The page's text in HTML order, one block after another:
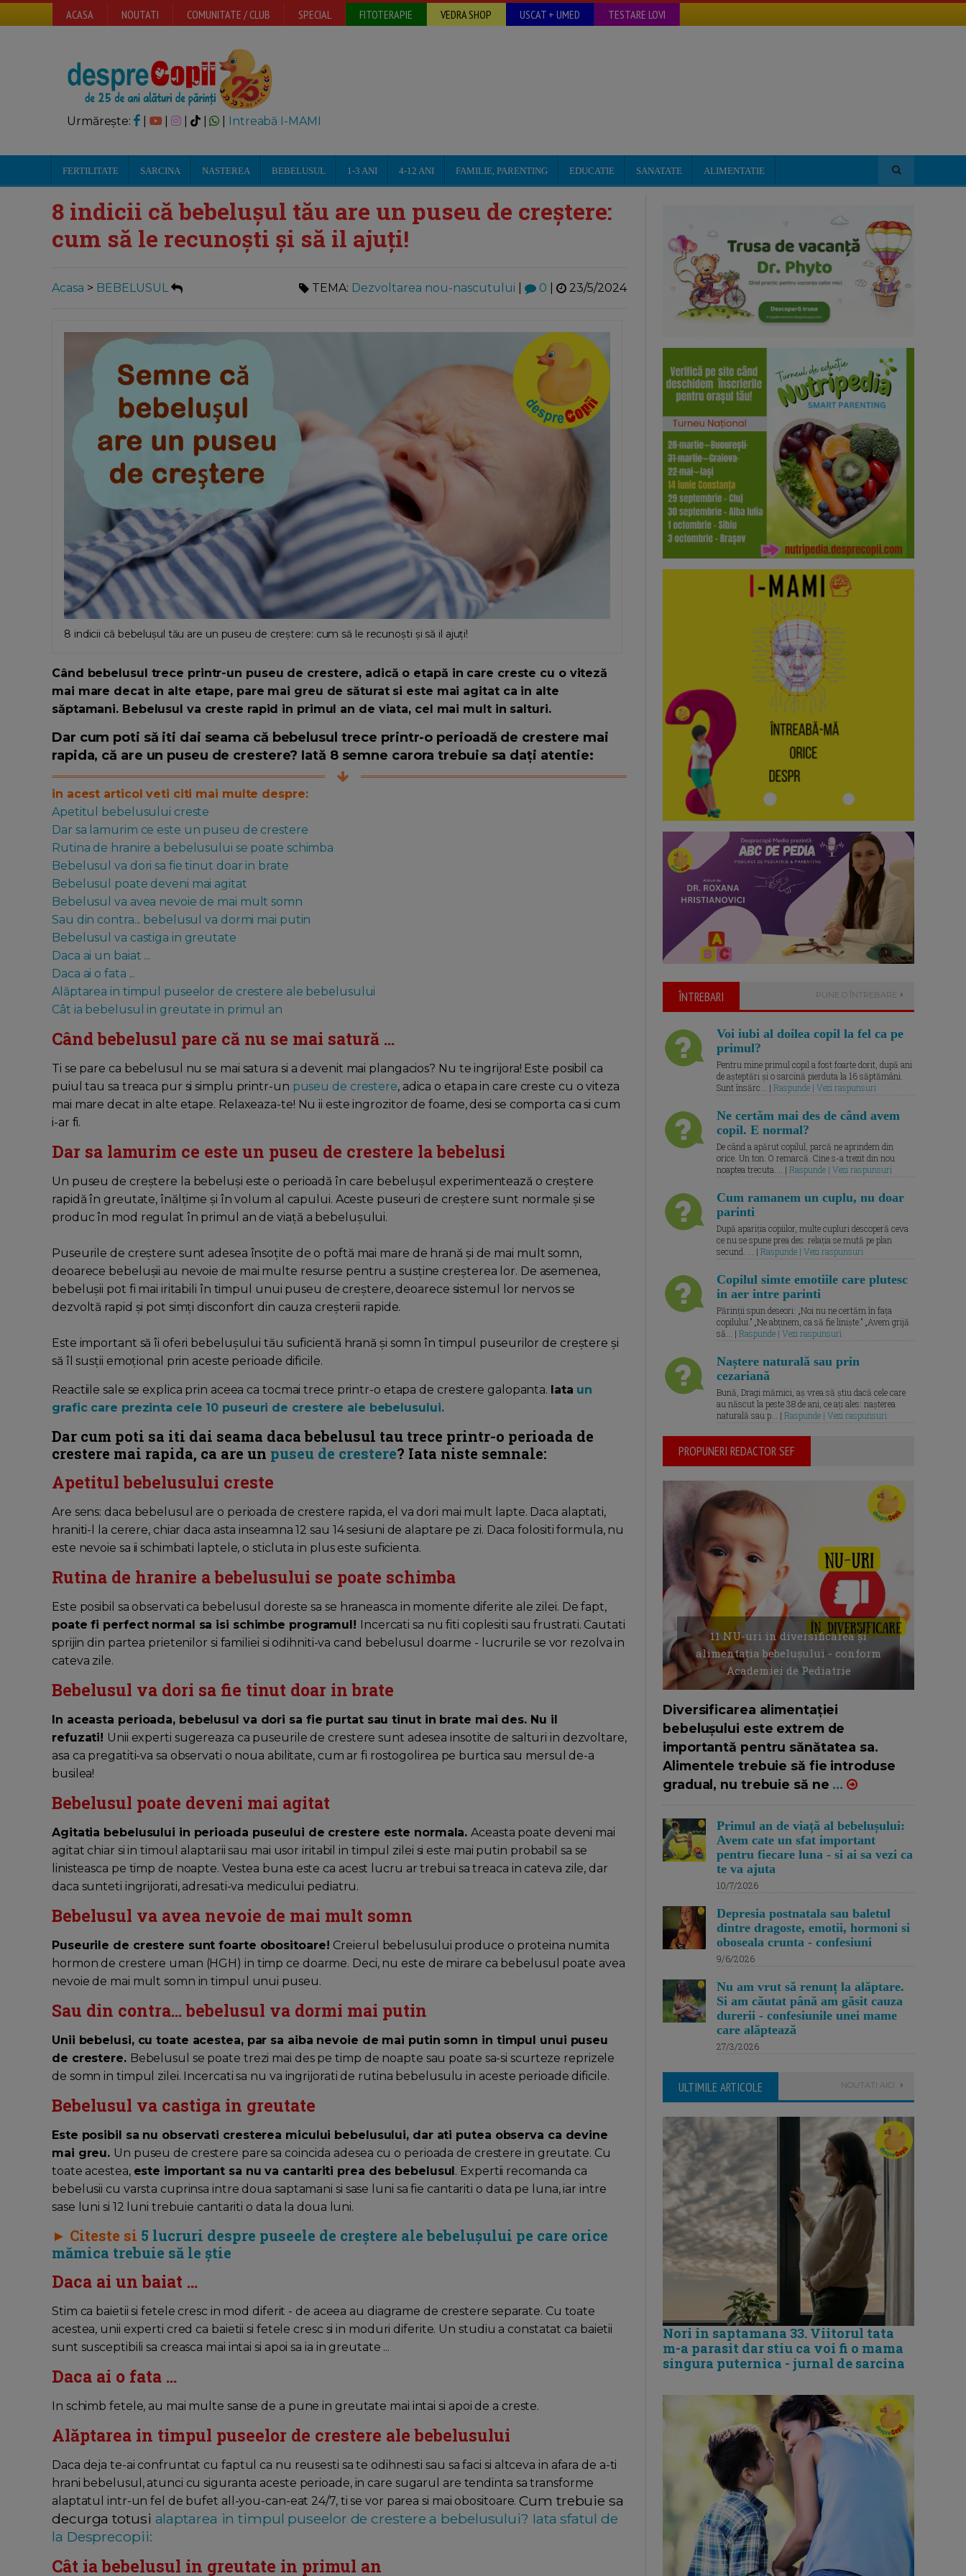
ACASA NOUTATI COMUNITATE / CLUB SPECIAL FITOTERAPIE VEDRA SHOP USCAT + UMED TESTARE LOVI
Urmărește: | | Intreabă I-MAMI
FERTILITATE SARCINA NASTEREA BEBELUSUL 1-3 ANI 4-12 ANI FAMILIE, PARENTING EDUCATIE SANATATE ALIMENTATIE
8 indicii că bebelușul tău are un puseu de creștere:
cum să le recunoști și să il ajuți!
Acasa > BEBELUSUL TEMA: Dezvoltarea nou-nascutului 0 23/5/2024
8 indicii că bebelușul tău are un puseu de creștere: cum să le recunoști și să il ajuți!
Când bebelusul trece printr-un puseu de crestere, adică o etapă in care creste cu o viteză
mai mare decat in alte etape, pare mai greu de săturat si este mai agitat ca in alte
săptamani. Bebelusul va creste rapid in primul an de viata, cel mai mult in salturi.
Dar cum poti să iti dai seama că bebelusul trece printr-o perioadă de crestere mai
rapida, că are un puseu de crestere? Iată 8 semne carora trebuie sa dați atentie:
in acest articol veti citi mai multe despre:
Apetitul bebelusului creste
Dar sa lamurim ce este un puseu de crestere
Rutina de hranire a bebelusului se poate schimba
Bebelusul va dori sa fie tinut doar in brate
Bebelusul poate deveni mai agitat
Bebelusul va avea nevoie de mai mult somn
Sau din contra... bebelusul va dormi mai putin
Bebelusul va castiga in greutate
Daca ai un baiat ...
Daca ai o fata ...
Alăptarea in timpul puseelor de crestere ale bebelusului
Cât ia bebelusul in greutate in primul an
Când bebelusul pare că nu se mai satură ...
Ti se pare ca bebelusul nu se mai satura si a devenit mai plangacios? Nu te ingrijora! Este posibil ca
puiul tau sa treaca pur si simplu printr-un puseu de crestere, adica o etapa in care creste cu o viteza
mai mare decat in alte etape. Relaxeaza-te! Nu ii este ingrozitor de foame, desi se comporta ca si cum
i-ar fi.
Dar sa lamurim ce este un puseu de crestere la bebelusi
Un puseu de creștere la bebeluși este o perioadă în care bebelușul experimentează o creștere
rapidă în greutate, înălțime și în volum al capului. Aceste puseuri de creștere sunt normale și se
produc în mod regulat în primul an de viață a bebelușului.
Puseurile de creștere sunt adesea însoțite de o poftă mai mare de hrană și de mai mult somn,
deoarece bebelușii au nevoie de mai multe resurse pentru a susține creșterea lor. De asemenea,
bebelușii pot fi mai iritabili în timpul unui puseu de creștere, deoarece sistemul lor nervos se
dezvoltă rapid și pot simți disconfort din cauza creșterii rapide.
Este important să îi oferi bebelușului tău suficientă hrană și somn în timpul puseurilor de creștere și
să îl susții emoțional prin aceste perioade dificile.
Reactiile sale se explica prin aceea ca tocmai trece printr-o etapa de crestere galopanta. Iata un
grafic care prezinta cele 10 puseuri de crestere ale bebelusului.
Dar cum poti sa iti dai seama daca bebelusul tau trece printr-o perioada de
crestere mai rapida, ca are un puseu de crestere? Iata niste semnale:
Apetitul bebelusului creste
Are sens: daca bebelusul are o perioada de crestere rapida, el va dori mai mult lapte. Daca alaptati,
hraniti-l la cerere, chiar daca asta inseamna 12 sau 14 sesiuni de alaptare pe zi. Daca folositi formula, nu
este nevoie sa ii schimbati laptele, o sticluta in plus este suficienta.
Rutina de hranire a bebelusului se poate schimba
Este posibil sa observati ca bebelusul doreste sa se hraneasca in momente diferite ale zilei. De fapt,
poate fi perfect normal sa isi schimbe programul!
Incercati sa nu fiti coplesiti sau frustrati. Cautati
sprijin din partea prietenilor si familiei si odihniti-va cand bebelusul doarme - lucrurile se vor rezolva in
cateva zile.
Bebelusul va dori sa fie tinut doar in brate
In aceasta perioada, bebelusul va dori sa fie purtat sau tinut in brate mai des. Nu il
refuzati! Unii experti sugereaza ca puseurile de crestere sunt adesea insotite de salturi in dezvoltare,
asa ca pregatiti-va sa observati o noua abilitate, cum ar fi rostogolirea pe burtica sau mersul de-a
busilea!
Bebelusul poate deveni mai agitat
Agitatia bebelusului in perioada puseului de crestere este normala.Aceasta poate deveni mai
agitat chiar si in timoul alaptarii sau mai usor iritabil in timpul zilei si este mai putin probabil sa se
linisteasca pe timp de noapte. Vestea buna este ca acest lucru ar trebui sa treaca in cateva zile, dar
daca sunteti ingrijorati, adresati-va medicului pediatru.
Bebelusul va avea nevoie de mai mult somn
Puseurile de crestere sunt foarte obositoare! Creierul bebelusului produce o proteina numita
hormon de crestere uman (HGH) in timp ce doarme. Deci, nu este de mirare ca bebelusul poate avea
nevoie de mai mult somn in timpul unui puseu.
Sau din contra... bebelusul va dormi mai putin
Unii bebelusi, cu toate acestea, par sa aiba nevoie de mai putin somn in timpul unui puseu
de crestere. Bebelusul se poate trezi mai des pe timp de noapte sau poate sa-si scurteze reprizele
de somn in timpul zilei. Incercati sa nu va ingrijorati de rutina bebelusulu in aceste perioade dificile.
Bebelusul va castiga in greutate
Este posibil sa nu observati cresterea micului bebelusului, dar ati putea observa ca devine
mai greu. Un puseu de crestere pare sa coincida adesea cu o perioada de crestere in greutate. Cu
toate acestea, este important sa nu va cantariti prea des bebelusul . Expertii recomanda ca
bebelusii cu varsta cuprinsa intre doua saptamani si sase luni sa fie cantariti o data pe luna, iar intre
sase luni si 12 luni trebuie cantariti o data la doua luni.
► Citeste si 5 lucruri despre puseele de creștere ale bebelușului pe care orice
mămica trebuie să le știe
Daca ai un baiat ...
Stim ca baietii si fetele cresc in mod diferit - de aceea au diagrame de crestere separate. Cu toate
acestea, unii experti cred ca baietii si fetele cresc si in moduri diferite. Un studiu a constatat ca baietii
sunt susceptibili sa creasca mai intai si apoi sa ia in greutate ...
Daca ai o fata ...
In schimb fetele, au mai multe sanse de a pune in greutate mai intai si apoi de a creste.
Alăptarea in timpul puseelor de crestere ale bebelusului
Daca deja te-ai confruntat cu faptul ca nu reusesti sa te odihnesti sau sa faci si altceva in afara de a-ti
hrani bebelusul, atunci cu siguranta aceste perioade, in care sugarul are tendinta sa transforme
alaptatul intr-un fel de bufet all-you-can-eat 24/7, ti se vor parea si mai obositoare.Cum trebuie sa
decurga totusi alaptarea in timpul puseelor de crestere a bebelusului? Iata sfatul de
la Desprecopii:
Cât ia bebelusul in greutate in primul an
ÎNTREBARI PUNE O ÎNTREBARE
Voi iubi al doilea copil la fel ca pe
primul?
Pentru mine primul copil a fost foarte dorit, după ani
de așteptări și o sarcină pierduta la 16 săptămâni.
Sunt însărc... | Raspunde | Vezi raspunsuri
Ne certăm mai des de când avem
copil. E normal?
De când a apărut copilul, parcă ne aprindem din
orice. Un ton. O remarcă. Cine s-a trezit din nou
noaptea trecuta.... | Raspunde | Vezi raspunsuri
Cum ramanem un cuplu, nu doar
parinti
După apariția copiilor, multe cupluri descoperă ceva
ce nu se spune prea des: relația se mută pe plan
secund. ... | Raspunde | Vezi raspunsuri
Copilul simte emotiile care plutesc
in aer intre parinti
Părinții spun deseori: „Noi nu ne certăm în fața
copilului.” „Ne abținem, ca să fie liniște.” „Avem grijă
să... | Raspunde | Vezi raspunsuri
Naștere naturală sau prin
cezariană
Bună, Dragi mămici, aș vrea să știu dacă cele care
au născut la peste 38 de ani, ce ați ales: nașterea
naturală sau p... | Raspunde | Vezi raspunsuri
PROPUNERI REDACTOR SEF
11 NU-uri in diversificarea și
alimentația bebelușului - conform
Academiei de Pediatrie
Diversificarea alimentației
bebelușului este extrem de
importantă pentru sănătatea sa.
Alimentele trebuie să fie introduse
gradual, nu trebuie să ne ...
Primul an de viață al bebelușului:
Avem cate un sfat important
pentru fiecare luna - si ai sa vezi ca
te va ajuta
10/7/2026
Depresia postnatala sau baletul
dintre dragoste, emotii, hormoni si
oboseala crunta - confesiuni
9/6/2026
Nu am vrut să renunț la alăptare.
Si am căutat până am găsit cauza
durerii - confesiunile unei mame
care alăptează
27/3/2026
ULTIMILE ARTICOLE NOUTATI AICI
Nori in saptamana 33. Viitorul tata
m-a parasit dar stiu ca voi fi o mama
singura puternica - jurnal de sarcina